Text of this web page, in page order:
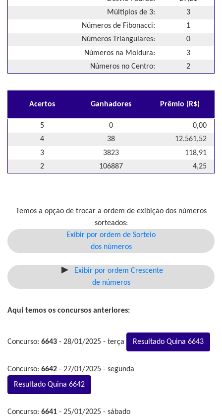
Múltiplos de 3:
3
Números de Fibonacci:
1
Números Triangulares:
0
Números na Moldura:
3
Números no Centro:
2
Acertos Ganhadores Prêmio (R$)
5 0
0,00
4
38
12.561,52
3
3823
118,91
2
106887 4,25
Temos a opção de trocar a ordem de exibição dos números
sorteados:
Exibir por ordem de Sorteio
dos números
Exibir por ordem Crescente
de números
Aqui temos os concursos anteriores:
Concurso: 6643 - 28/01/2025 - terça Resultado Quina 6643
Concurso: 6642 - 27/01/2025 - segunda
Resultado Quina 6642
Concurso: 6641 - 25/01/2025 - sábado